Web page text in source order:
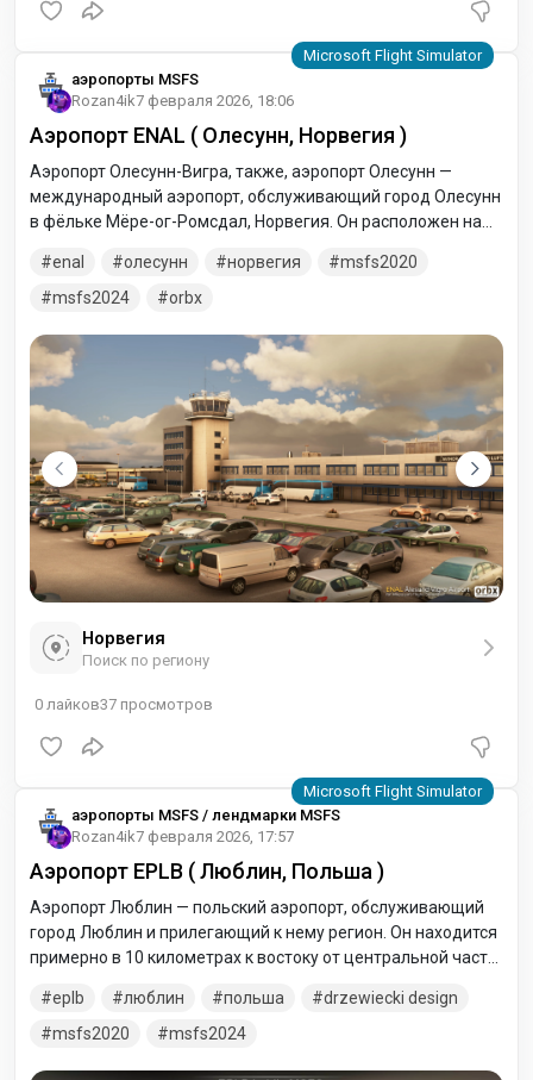
аэропорты MSFS
Rozan4ik7 февраля 2026, 18:06
Аэропорт ENAL ( Олесунн, Норвегия )
Аэропорт Олесунн-Вигра, также, аэропорт Олесунн —
международный аэропорт, обслуживающий город Олесунн
в фёльке Мёре-ог-Ромсдал, Норвегия. Он расположен на
посадочную полосу длиной 2314 метров, с координатами
06/24.
enal олесунн норвегия
msfs2020
msfs2024
orbx
Норвегия
Поиск по региону
0 лайков37 просмотров
аэропорты MSFS / лендмарки MSFS
Rozan4ik7 февраля 2026, 17:57
Аэропорт EPLB ( Люблин, Польша )
Аэропорт Люблин — польский аэропорт, обслуживающий
город Люблин и прилегающий к нему регион. Он находится
примерно в 10 километрах к востоку от центральной части
длиной в 2520 метров и терминал, способный
одновременно обслуживать 4 самолёта класса Boeing 737-
eplb люблин польша
drzewiecki design
msfs2020
msfs2024